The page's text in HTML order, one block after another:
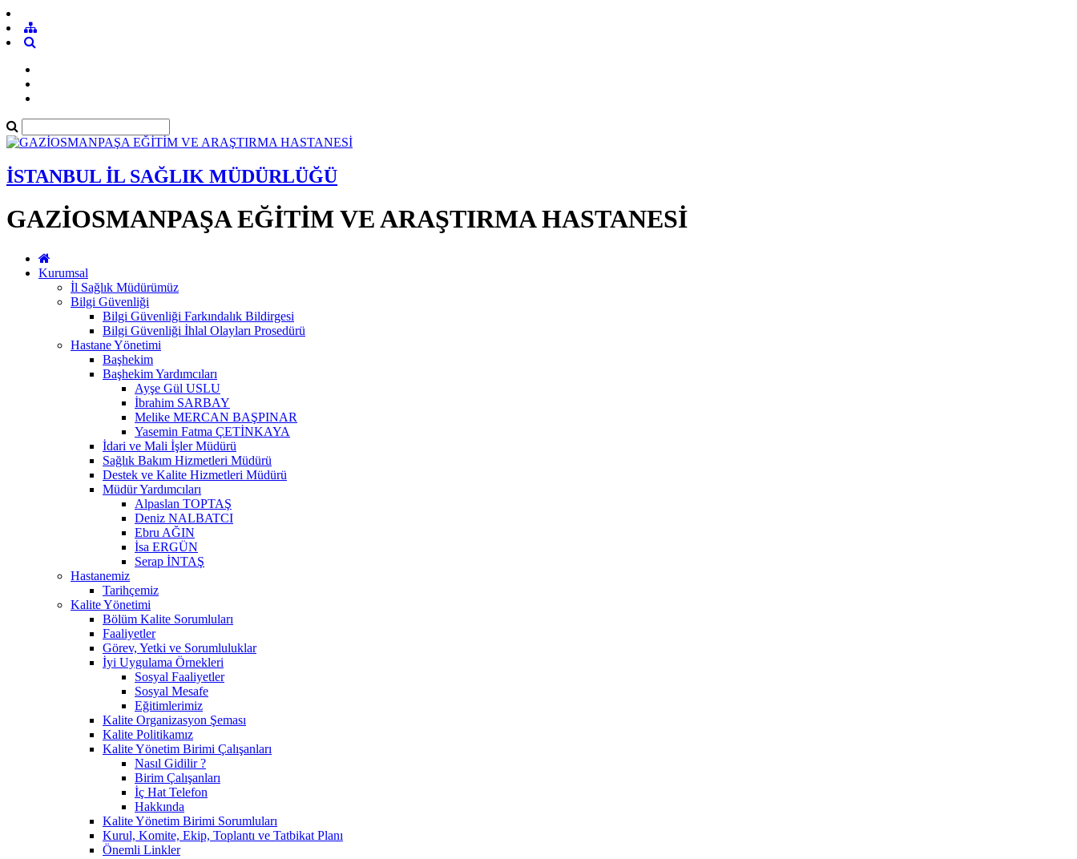
İSTANBUL İL SAĞLIK MÜDÜRLÜĞÜ
GAZİOSMANPAŞA EĞİTİM VE ARAŞTIRMA HASTANESİ
Kurumsal
İl Sağlık Müdürümüz
Bilgi Güvenliği
Bilgi Güvenliği Farkındalık Bildirgesi
Bilgi Güvenliği İhlal Olayları Prosedürü
Hastane Yönetimi
Başhekim
Başhekim Yardımcıları
Ayşe Gül USLU
İbrahim SARBAY
Melike MERCAN BAŞPINAR
Yasemin Fatma ÇETİNKAYA
İdari ve Mali İşler Müdürü
Sağlık Bakım Hizmetleri Müdürü
Destek ve Kalite Hizmetleri Müdürü
Müdür Yardımcıları
Alpaslan TOPTAŞ
Deniz NALBATCI
Ebru AĞIN
İsa ERGÜN
Serap İNTAŞ
Hastanemiz
Tarihçemiz
Kalite Yönetimi
Bölüm Kalite Sorumluları
Faaliyetler
Görev, Yetki ve Sorumluluklar
İyi Uygulama Örnekleri
Sosyal Faaliyetler
Sosyal Mesafe
Eğitimlerimiz
Kalite Organizasyon Şeması
Kalite Politikamız
Kalite Yönetim Birimi Çalışanları
Nasıl Gidilir ?
Birim Çalışanları
İç Hat Telefon
Hakkında
Kalite Yönetim Birimi Sorumluları
Kurul, Komite, Ekip, Toplantı ve Tatbikat Planı
Önemli Linkler